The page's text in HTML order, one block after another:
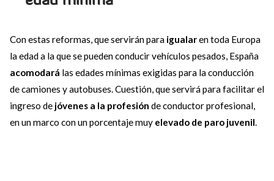
Con estas reformas, que servirán paraigualaren toda Europa
la edad a la que se pueden conducir vehículos pesados, España
acomodará las edades mínimas exigidas para la conducción
de camiones y autobuses. Cuestión, que servirá para facilitar el
ingreso de jóvenes a la profesión de conductor profesional,
en un marco con un porcentaje muy elevado de paro juvenil